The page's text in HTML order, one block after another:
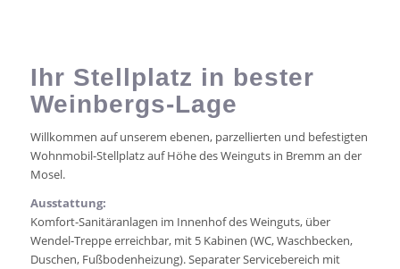
Ihr Stellplatz in bester
Weinbergs-Lage
Willkommen auf unserem ebenen, parzellierten und befestigten
Wohnmobil-Stellplatz auf Höhe des Weinguts in Bremm an der
Mosel.
Ausstattung:
Komfort-Sanitäranlagen im Innenhof des Weinguts, über
Wendel-Treppe erreichbar, mit 5 Kabinen (WC, Waschbecken,
Duschen, Fußbodenheizung). Separater Servicebereich mit